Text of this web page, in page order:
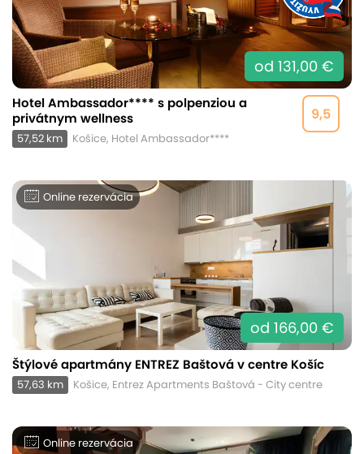
od 131,00 €
9,5
Hotel Ambassador**** s polpenziou a
privátnym wellness
57,52 km Košice, Hotel Ambassador****
Online rezervácia
od 166,00 €
Štýlové apartmány ENTREZ Baštová v centre Košíc
57,63 km Košice, Entrez Apartments Baštová - City centre
Online rezervácia